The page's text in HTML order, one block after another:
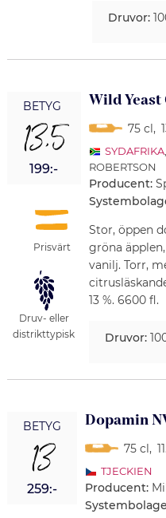
Druvor:
BETYG
13,5
199:-
Prisvärt
Druv- eller
distrikttypisk
Wild
75 cl,
SYDAFRIKA,
ROBERTSON
Producent:
Stor, öppen
gröna
vanilj. Torr,
13 %. 6600 fl.
Druvor:
BETYG
13
259:-
Dopamin
75 cl,
TJECKIEN
Producent: